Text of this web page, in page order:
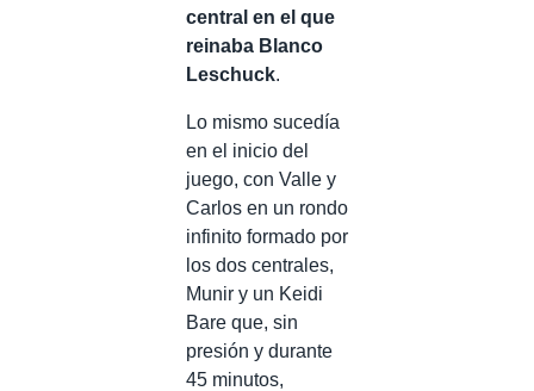
central en el que
reinaba Blanco
Leschuck.
Lo mismo sucedía
en el inicio del
juego, con Valle y
Carlos en un rondo
infinito formado por
los dos centrales,
Munir y un Keidi
Bare que, sin
presión y durante
45 minutos,